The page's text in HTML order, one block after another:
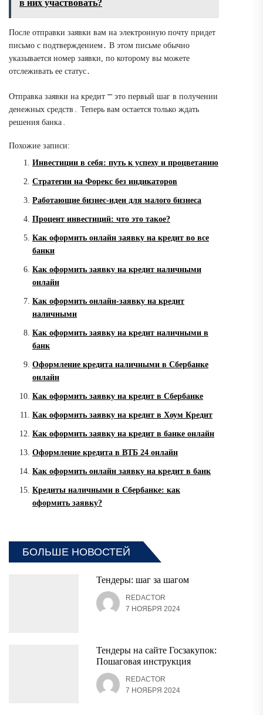
в них участвовать?
После отправки заявки вам на электронную почту придет
письмо с подтверждением․ В этом письме обычно
указывается номер заявки, по которому вы можете
отслеживать ее статус․
Отправка заявки на кредит ⎻ это первый шаг в получении
денежных средств․ Теперь вам остается только ждать
решения банка․
Похожие записи:
Инвестиции в себя: путь к успеху и процветанию
Стратегии на Форекс без индикаторов
Работающие бизнес-идеи для малого бизнеса
Процент инвестиций: что это такое?
Как оформить онлайн заявку на кредит во все
банки
Как оформить заявку на кредит наличными
онлайн
Как оформить онлайн-заявку на кредит
наличными
Как оформить заявку на кредит наличными в
банк
Оформление кредита наличными в Сбербанке
онлайн
Как оформить заявку на кредит в Сбербанке
Как оформить заявку на кредит в Хоум Кредит
Как оформить заявку на кредит в банке онлайн
Оформление кредита в ВТБ 24 онлайн
Как оформить онлайн заявку на кредит в банк
Кредиты наличными в Сбербанке: как
оформить заявку?
БОЛЬШЕ НОВОСТЕЙ
Тендеры: шаг за шагом
REDACTOR
7 НОЯБРЯ 2024
Тендеры на сайте Госзакупок:
Пошаговая инструкция
REDACTOR
7 НОЯБРЯ 2024